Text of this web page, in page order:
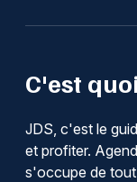
C'est
JDS, c'est le
et profiter.
s'occupe de